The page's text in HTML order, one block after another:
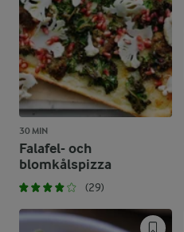
30 MIN
Falafel- och
blomkålspizza
(29)